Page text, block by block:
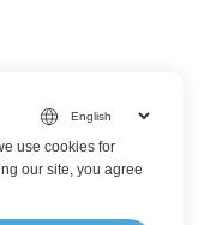
use cookies for
our site, you agree